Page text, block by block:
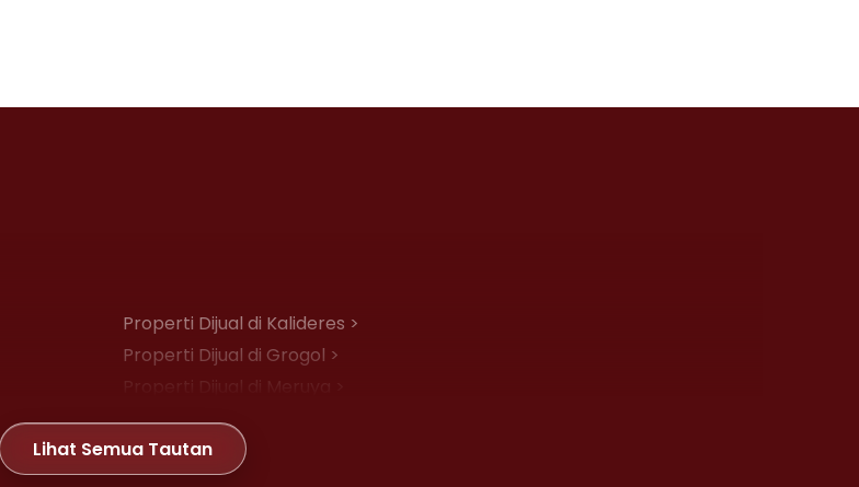
Properti Dijual di Kalideres >
Properti Dijual di Grogol >
Properti Dijual di Meruya >
Properti Dijual di Joglo >
Lihat Semua Tautan